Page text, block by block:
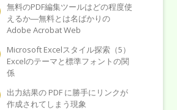
無料のPDF編集ツールはどの程度使
えるか―無料とは名ばかりの
Adobe Acrobat Web
Microsoft Excelスタイル探索（5）
Excelのテーマと標準フォントの関
係
出力結果の PDF に勝手にリンクが
作成されてしまう現象